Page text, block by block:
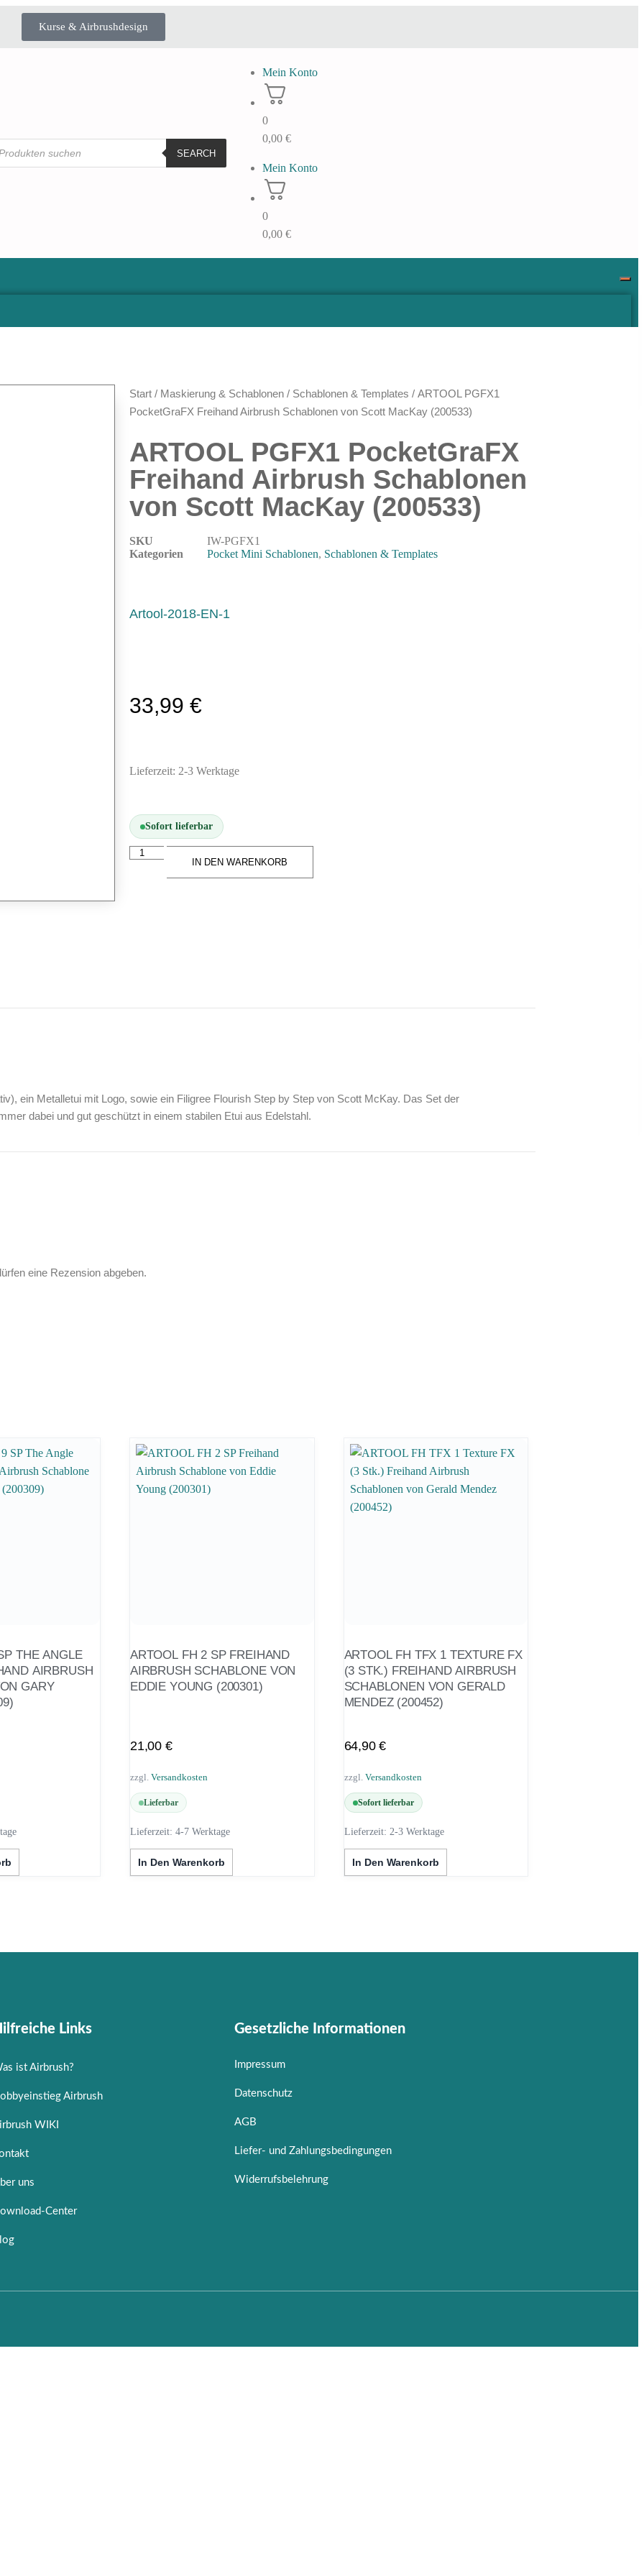
Kurse & Airbrushdesign
SEARCH
Mein Konto
0
0,00 €
Mein Konto
0
0,00 €
Start / Maskierung & Schablonen / Schablonen & Templates / ARTOOL PGFX1
PocketGraFX Freihand Airbrush Schablonen von Scott MacKay (200533)
ARTOOL PGFX1 PocketGraFX
Freihand Airbrush Schablonen
von Scott MacKay (200533)
SKU
IW-PGFX1
Kategorien
Pocket Mini Schablonen, Schablonen & Templates
Artool-2018-EN-1
33,99 €
Lieferzeit: 2-3 Werktage
Sofort lieferbar
IN DEN WARENKORB
ein Metalletui mit Logo, sowie ein Filigree Flourish Step by Step von Scott McKay. Das Set der
dabei und gut geschützt in einem stabilen Etui aus Edelstahl.
eine Rezension abgeben.
THE ANGLE
AIRBRUSH
GARY
ARTOOL FH 2 SP FREIHAND
AIRBRUSH SCHABLONE VON
EDDIE YOUNG (200301)
21,00 €
zzgl. Versandkosten
Lieferbar
Lieferzeit: 4-7 Werktage
In Den Warenkorb
ARTOOL FH TFX 1 TEXTURE FX
(3 STK.) FREIHAND AIRBRUSH
SCHABLONEN VON GERALD
MENDEZ (200452)
64,90€
zzgl. Versandkosten
Sofort lieferbar
Lieferzeit: 2-3 Werktage
In Den Warenkorb
Links
ist Airbrush?
Airbrush
WIKI
uns
Center
Gesetzliche Informationen
Impressum
Datenschutz
AGB
Liefer- und Zahlungsbedingungen
Widerrufsbelehrung